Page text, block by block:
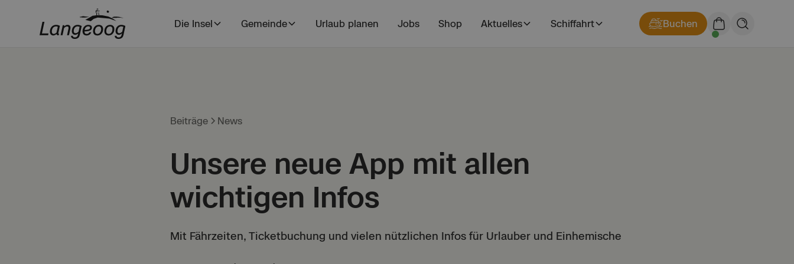
Die Insel Gemeinde Urlaub planen Jobs Shop Aktuelles Schiffahrt Buchen
Beiträge News
Unsere neue App mit allen
wichtigen Infos
Mit Fährzeiten, Ticketbuchung und vielen nützlichen Infos für Urlauber und Einhemische